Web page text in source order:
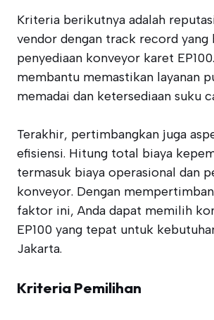
Kriteria berikutnya adalah
vendor dengan track record yang
penyediaan konveyor karet
membantu memastikan layanan
memadai dan ketersediaan suku
Terakhir, pertimbangkan juga
efisiensi. Hitung total biaya
termasuk biaya operasional dan
konveyor. Dengan
faktor ini, Anda dapat memilih
EP100 yang tepat untuk
Jakarta.
Kriteria Pemilihan